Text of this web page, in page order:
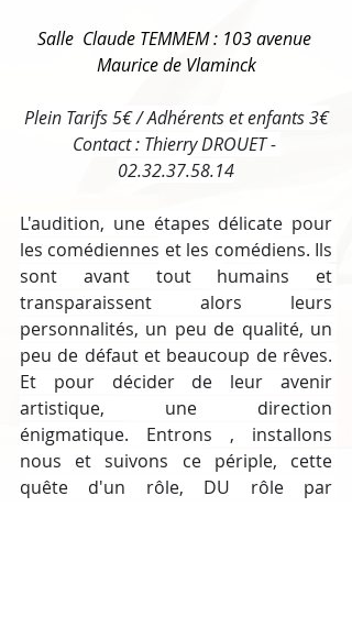
Salle  Claude TEMMEM : 103 avenue
Maurice de Vlaminck
Plein Tarifs 5€ / Adhérents et enfants 3€
Contact : Thierry DROUET -
02.32.37.58.14
L'audition, une étapes délicate pour
les comédiennes et les comédiens. Ils
sont avant tout humains et
transparaissent alors leurs
personnalités, un peu de qualité, un
peu de défaut et beaucoup de rêves.
Et pour décider de leur avenir
artistique, une direction
énigmatique. Entrons , installons
nous et suivons ce périple, cette
quête d'un rôle, DU rôle par